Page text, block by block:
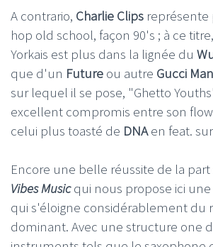
A contrario, Charlie Clips représente
hop old school, façon 90's ; à ce
Yorkais est plus dans la lignée du
que d'un Future ou autre Gucci
sur lequel il se pose, "Ghetto
excellent compromis entre son
celui plus toasté de DNAen feat.
Encore une belle réussite de la part
Vibes Musicqui nous propose ici
qui s'éloigne considérablement du
dominant. Avec une structure one